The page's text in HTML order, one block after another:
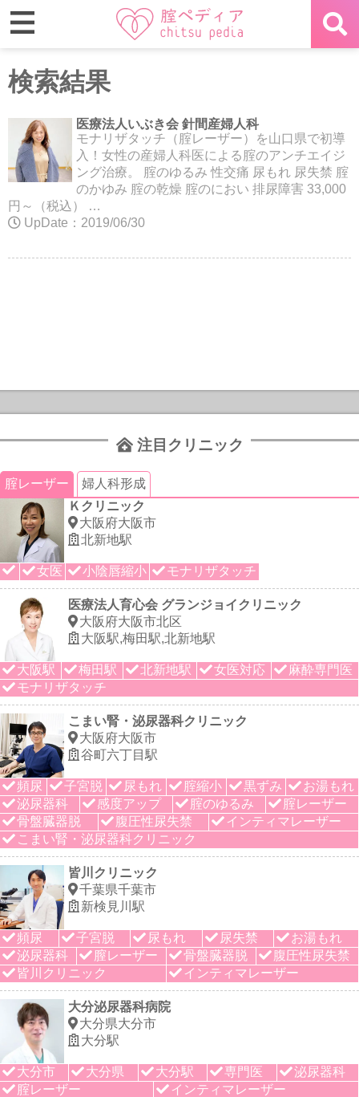
検索結果
医療法人いぶき会 針間産婦人科
モナリザタッチ（腟レーザー）を山口県で初導
入！女性の産婦人科医による腟のアンチエイジ
ング治療。 腟のゆるみ 性交痛 尿もれ 尿失禁 腟
のかゆみ 腟の乾燥 腟のにおい 排尿障害 33,000
円～（税込） …
UpDate：2019/06/30
注目クリニック
腟レーザー
婦人科形成
Ｋクリニック
大阪府大阪市
北新地駅
女医 小陰唇縮小 モナリザタッチ
医療法人育心会 グランジョイクリニック
大阪府大阪市北区
大阪駅,梅田駅,北新地駅
大阪駅 梅田駅 北新地駅 女医対応
麻酔専門医
モナリザタッチ
こまい腎・泌尿器科クリニック
大阪府大阪市
谷町六丁目駅
頻尿 子宮脱 尿もれ 腟縮小 黒ずみ
お湯もれ
泌尿器科
感度アップ 腟のゆるみ
腟レーザー
骨盤臓器脱
腹圧性尿失禁
インティマレーザー
こまい腎・泌尿器科クリニック
皆川クリニック
千葉県千葉市
新検見川駅
頻尿 子宮脱 尿もれ 尿失禁
お湯もれ
泌尿器科
膣レーザー 骨盤臓器脱
腹圧性尿失禁
皆川クリニック
インティマレーザー
大分泌尿器科病院
大分県大分市
大分駅
大分市 大分県 大分駅 専門医
泌尿器科
腟レーザー
インティマレーザー